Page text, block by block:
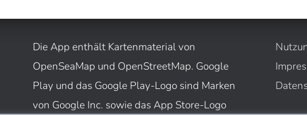
Die App enthält Kartenmaterial von
OpenSeaMap und OpenStreetMap. Google
Play und das Google Play-Logo sind Marken
von Google Inc. sowie das App Store-Logo